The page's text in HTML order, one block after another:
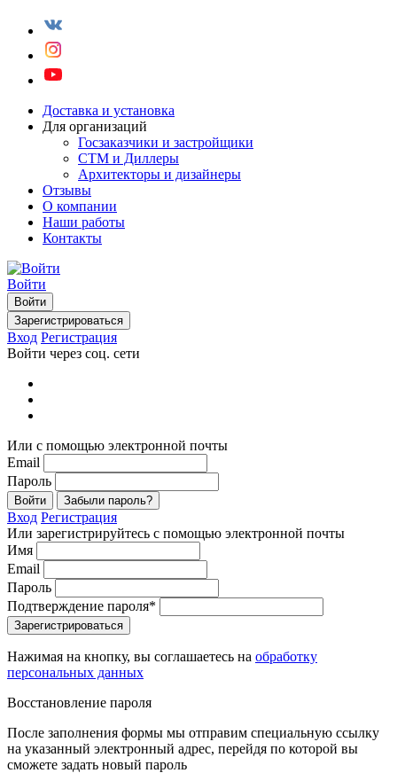
Доставка и установка
Для организаций
Госзаказчики и застройщики
СТМ и Диллеры
Архитекторы и дизайнеры
Отзывы
О компании
Наши работы
Контакты
Войти
Войти
Зарегистрироваться
Вход Регистрация
Войти через соц. сети
Или с помощью электронной почты
Email
Пароль
Войти Забыли пароль?
Вход Регистрация
Или зарегистрируйтесь с помощью электронной почты
Имя
Email
Пароль
Подтверждение пароля*
Зарегистрироваться
Нажимая на кнопку, вы соглашаетесь на обработку
персональных данных
Восстановление пароля
После заполнения формы мы отправим специальную ссылку
на указанный электронный адрес, перейдя по которой вы
сможете задать новый пароль